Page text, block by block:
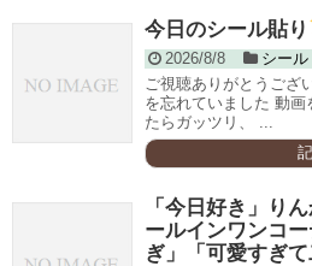
今日のシール貼り
2026/8/8
シール
ご視聴ありがとうご
を忘れていました 動画
たらガッツリ、 ...
「今日好き」り
ールインワンコ
ぎ」「可愛すぎ